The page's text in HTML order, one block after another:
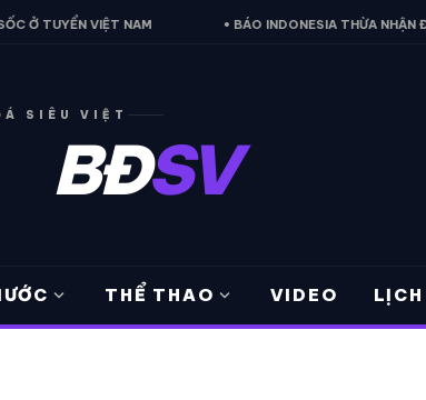
TUYỂN VIỆT NAM • BÁO INDONESIA THỪA NHẬN
SIÊU VIỆT
BĐSV
expand_more THỂ THAO expand_more VIDEO